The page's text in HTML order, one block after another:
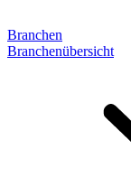
Branchen
Branchenübersicht